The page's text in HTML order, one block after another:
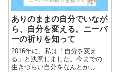
ありのままの自分でいなが
ら、自分を変える。ニーバ
ーの祈りを知って
2016年に、私は「自分を変え
る」と決意しました。今までの
生きづらい自分をなんとかした